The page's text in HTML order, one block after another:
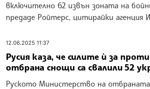
включително 62 извън зоната на
предаде Ройтерс, цитирайки агенция
12.06.2025 11:37
Русия каза, че силите ѝ за
отбрана снощи са свалили 52
Руското Министерство на отбраната